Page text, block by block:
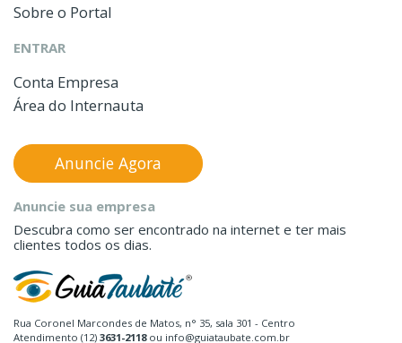
Sobre o Portal
ENTRAR
Conta Empresa
Área do Internauta
Rua Coronel Marcondes de Matos, n° 35, sala 301 - Centro
Atendimento (12) 3631-2118ou info@guiataubate.com.br
Anuncie sua empresa
Descubra como ser encontrado na internet e ter mais
clientes todos os dias.
Anuncie Agora